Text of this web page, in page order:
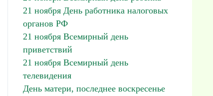
21 ноября День работника налоговых
органов РФ
21 ноября Всемирный день
приветствий
21 ноября Всемирный день
телевидения
День матери, последнее воскресенье